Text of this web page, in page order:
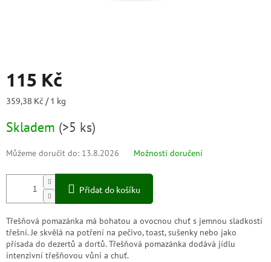
115 Kč
Měrná
359,38 Kč / 1 kg
Skladem (>5 ks)
Můžeme doručit do: 13.8.2026 Možnosti doručení
Přidat do košíku
Třešňová pomazánka má bohatou a ovocnou chuť s jemnou sladkostí
třešní. Je skvělá na potření na pečivo, toast, sušenky nebo jako
přísada do dezertů a dortů. Třešňová pomazánka dodává jídlu
intenzivní třešňovou vůni a chuť.